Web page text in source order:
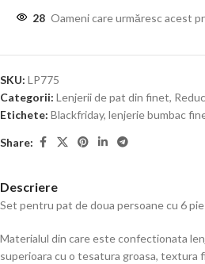
28 Oameni care urmăresc acest
SKU: LP775
Categorii: Lenjerii de pat din finet,
Etichete: Blackfriday, lenjerie bumbac
Share:
Descriere
Set pentru pat de doua persoane cu 6
Materialul din care este confectionata
superioara cu o tesatura groasa, textura